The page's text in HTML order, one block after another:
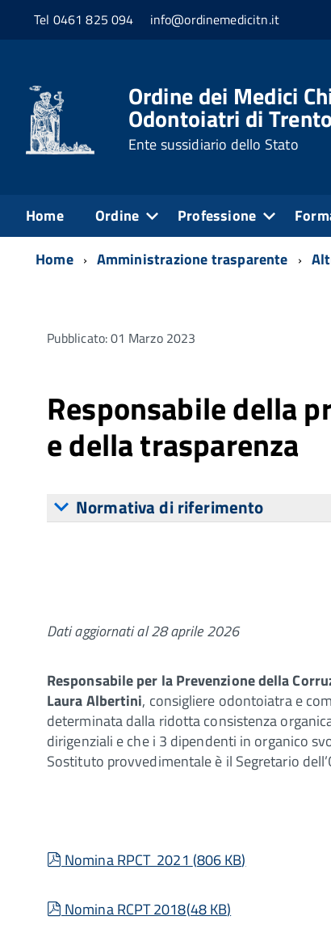
Tel 0461 825 094 info@ordinemedicitn.it
Ordine dei Medici
Odontoiatri di Trento
Ente sussidiario dello Stato
Home Ordine Professione
Home Amministrazione trasparente
Pubblicato: 01 Marzo 2023
Responsabile della
e della trasparenza
Normativa di riferimento
Dati aggiornati al 28 aprile 2026
Responsabile per la Prevenzione della
Laura Albertini, consigliere odontoiatra e
determinata dalla ridotta consistenza
dirigenziali e che i 3 dipendenti in organico
Sostituto provvedimentale è il Segretario
pdf
Nomina RPCT 2021(806 KB)
pdf
Nomina RCPT 2018(48 KB)